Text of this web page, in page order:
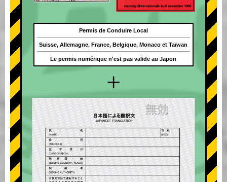
+
Permis de Conduire Local
Suisse, Allemagne, France, Belgique, Monaco et Taïwan
Le permis numérique n'est pas valide au Japon